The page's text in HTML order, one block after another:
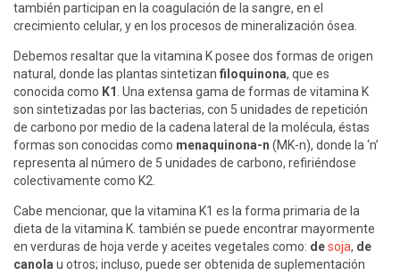
también participan en la coagulación de la sangre, en el
crecimiento celular, y en los procesos de mineralización ósea.
Debemos resaltar que la vitamina K posee dos formas de origen
natural, donde las plantas sintetizan filoquinona, que es
conocida como K1 . Una extensa gama de formas de vitamina K
son sintetizadas por las bacterias, con 5 unidades de repetición
de carbono por medio de la cadena lateral de la molécula, éstas
formas son conocidas como menaquinona-n (MK-n), donde la ‘n’
representa al número de 5 unidades de carbono, refiriéndose
colectivamente como K2.
Cabe mencionar, que la vitamina K1 es la forma primaria de la
dieta de la vitamina K. también se puede encontrar mayormente
en verduras de hoja verde y aceites vegetales como: desoja, de
canola u otros; incluso, puede ser obtenida de suplementación